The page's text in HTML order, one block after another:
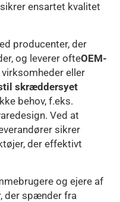
ensartet kvalitet
producenter, der
og leverer ofteOEM-
eller
skræddersyet
behov, f.eks.
Ved at
sikrer
der effektivt
og ejere af
der spænder fra